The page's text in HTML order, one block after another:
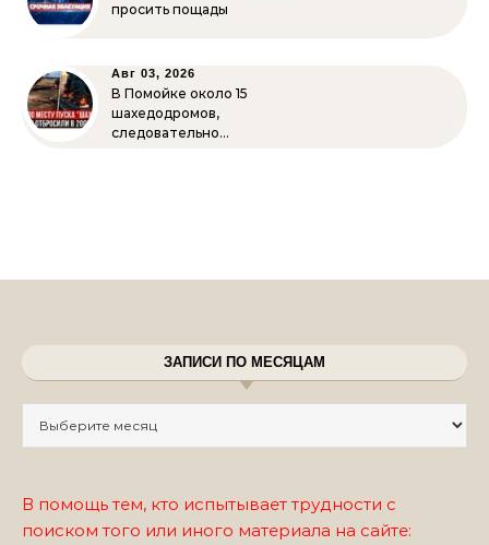
просить пощады
Авг 03, 2026
В Помойке около 15
шахедодромов,
следовательно…
ЗАПИСИ ПО МЕСЯЦАМ
В помощь тем, кто испытывает трудности с
поиском того или иного материала на сайте: